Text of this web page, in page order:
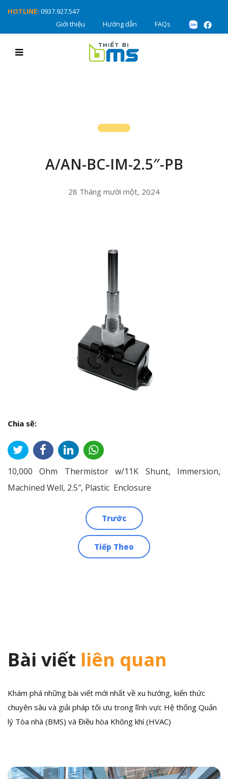
HOTLINE: 0937.927.547
Giới thiệu
Hướng dẫn FAQs
A/AN-BC-IM-2.5″-PB
28 Tháng mười một, 2024
Chia sẽ:
10,000 Ohm Thermistor w/11K Shunt, Immersion,
Machined Well, 2.5″, Plastic Enclosure
Trước
Tiếp Theo
Bài viết liên quan
Khám phá những bài viết mới nhất về xu hướng, kiến thức
chuyên sâu và giải pháp tối ưu trong lĩnh vực Hệ thống Quản
lý Tòa nhà (BMS) và Điều hòa Không khí (HVAC)